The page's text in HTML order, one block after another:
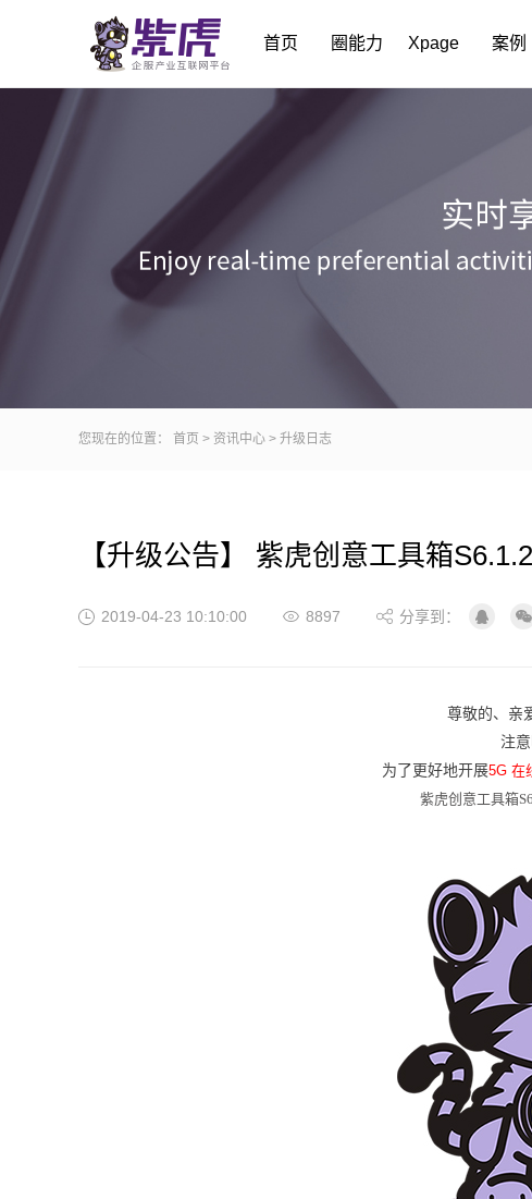
首页 圈能力 Xpage 案例
您现在的位置： 首页 > 资讯中心 > 升级日志
【升级公告】 紫虎创意工具箱
2019-04-23 10:10:00 8897 分享到：
尊敬的、亲
注意
为了更好地开展5G 在
紫虎创意工具箱